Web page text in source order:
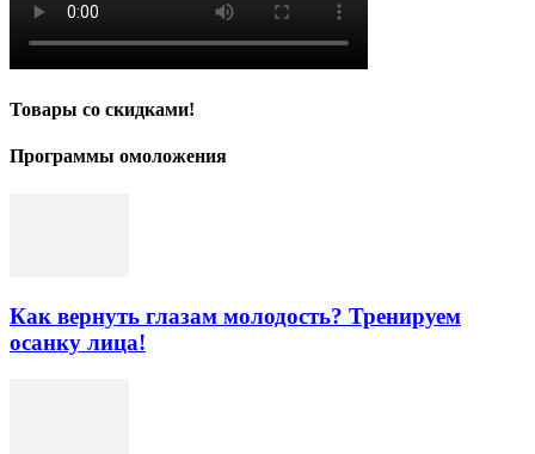
Товары со скидками!
Программы омоложения
Как вернуть глазам молодость? Тренируем
осанку лица!